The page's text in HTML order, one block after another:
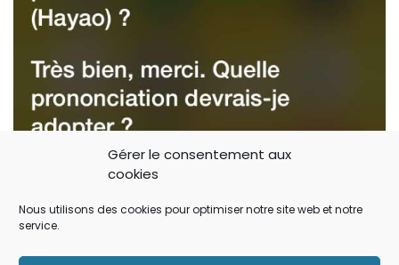
Gérer le consentement aux
cookies
Nous utilisons des cookies pour optimiser notre site web et notre
service.